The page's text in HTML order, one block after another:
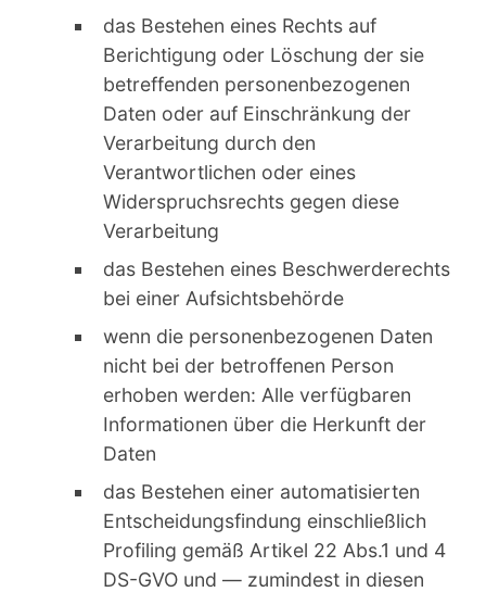
das Bestehen eines Rechts auf
Berichtigung oder Löschung der sie
betreffenden personenbezogenen
Daten oder auf Einschränkung der
Verarbeitung durch den
Verantwortlichen oder eines
Widerspruchsrechts gegen diese
Verarbeitung
das Bestehen eines Beschwerderechts
bei einer Aufsichtsbehörde
wenn die personenbezogenen Daten
nicht bei der betroffenen Person
erhoben werden: Alle verfügbaren
Informationen über die Herkunft der
Daten
das Bestehen einer automatisierten
Entscheidungsfindung einschließlich
Profiling gemäß Artikel 22 Abs.1 und 4
DS-GVO und — zumindest in diesen